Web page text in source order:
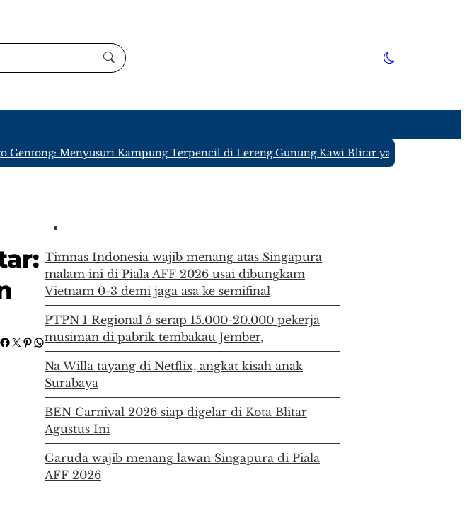
Menyusuri Kampung Terpencil di Lereng Gunung Kawi Blitar yang Hanya
Twitter Pinterest WhatsApp
Timnas Indonesia wajib menang atas Singapura
malam ini di Piala AFF 2026 usai dibungkam
Vietnam 0-3 demi jaga asa ke semifinal
PTPN I Regional 5 serap 15.000-20.000 pekerja
musiman di pabrik tembakau Jember,
Na Willa tayang di Netflix, angkat kisah anak
Surabaya
BEN Carnival 2026 siap digelar di Kota Blitar
Agustus Ini
Garuda wajib menang lawan Singapura di Piala
AFF 2026